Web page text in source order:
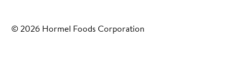
© 2026 Hormel Foods Corporation